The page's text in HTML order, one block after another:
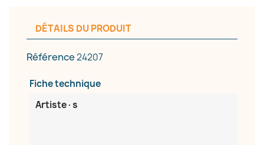
DÉTAILS DU PRODUIT
Référence24207
Fiche technique
Artiste·s